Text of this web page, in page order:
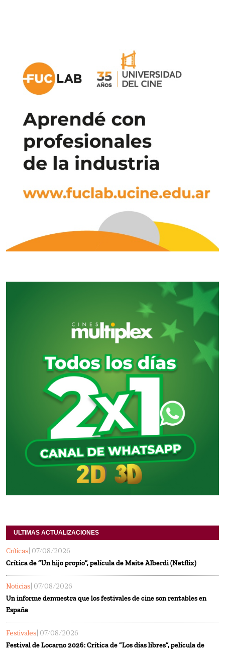
ULTIMAS ACTUALIZACIONES
Críticas | 07/08/2026
Crítica de “Un hijo propio”, película de Maite Alberdi (Netflix)
Noticias | 07/08/2026
Un informe demuestra que los festivales de cine son rentables en
España
Festivales | 07/08/2026
Festival de Locarno 2026: Crítica de “Los días libres”, película de